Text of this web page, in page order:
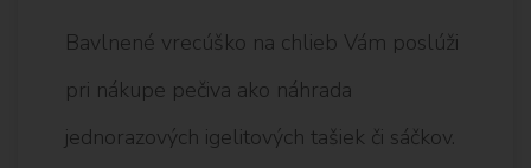
Bavlnené vrecúško na chlieb Vám poslúži
pri nákupe pečiva ako náhrada
jednorazových igelitových tašiek či sáčkov.